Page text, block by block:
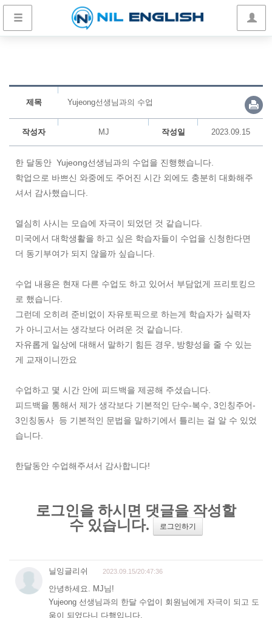
제목 Yujeong선생님과의 수업
작성자 MJ 작성일 2023.09.15
한 달동안 Yujeong선생님과의 수업을 진행했습니다.
학업으로 바쁘신 와중에도 주어진 시간 외에도 충분히 대화해주
셔서 감사했습니다.
열심히 사시는 모습에 자극이 되었던 것 같습니다.
미국에서 대학생활을 하고 싶은 학습자들이 수업을 신청한다면
더 동기부여가 되지 않을까 싶습니다.
수업 내용은 현재 다른 수업도 하고 있어서 부담없게 프리토킹으
로 했습니다.
그런데 오히려 준비없이 자유토픽으로 하는게 학습자가 실력자
가 아니고서는 생각보다 어려운 것 같습니다.
자유롭게 일상에 대해서 말하기 힘든 경우, 방향성을 줄 수 있는
게 교재이니깐요
수업하고 몇 시간 안에 피드백을 제공해 주셨습니다.
피드백을 통해서 제가 생각보다 기본적인 단수-복수, 3인칭주어-
3인칭동사 등 기본적인 문법을 말하기에서 틀리는 걸 알 수 있었
습니다.
한달동안 수업해주셔서 감사합니다!